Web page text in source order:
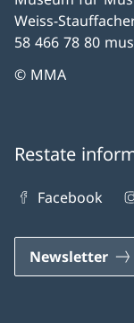
Weiss-
58 466 78 80
© MMA
Restate
Facebook
Newsletter